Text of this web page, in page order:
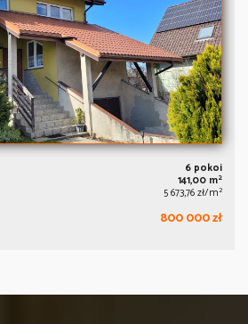
6 pokoi
141,00 m2
5 673,76 zł/m2
800 000 zł